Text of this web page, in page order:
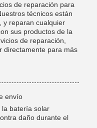
de reparación para
técnicos están
y reparan cualquier
sus productos de la
de reparación,
directamente para más
envío
batería solar
daño durante el